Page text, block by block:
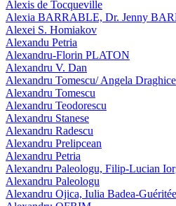
Alexis de Tocqueville
Alexia BARRABLE, Dr. Jenny
Alexei S. Homiakov
Alexandu Petria
Alexandru-Florin PLATON
Alexandru V. Dan
Alexandru Tomescu/ Angela
Alexandru Tomescu
Alexandru Teodorescu
Alexandru Stanese
Alexandru Radescu
Alexandru Prelipcean
Alexandru Petria
Alexandru Paleologu, Filip-Lucian
Alexandru Paleologu
Alexandru Ojica, Iulia Badea-